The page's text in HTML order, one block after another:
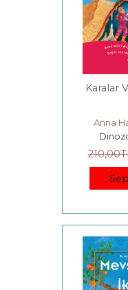
Karalar
Anna
210,00